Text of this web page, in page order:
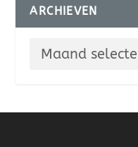
ARCHIEVEN